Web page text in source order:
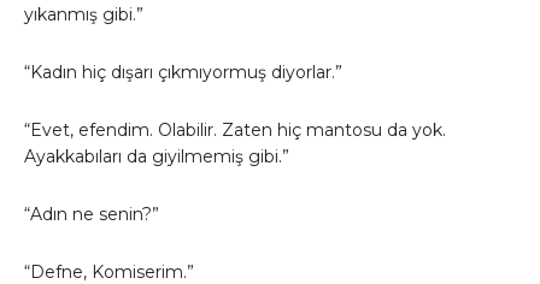
yıkanmış gibi.”
“Kadın hiç dışarı çıkmıyormuş diyorlar.”
“Evet, efendim. Olabilir. Zaten hiç mantosu da yok.
Ayakkabıları da giyilmemiş gibi.”
“Adın ne senin?”
“Defne, Komiserim.”